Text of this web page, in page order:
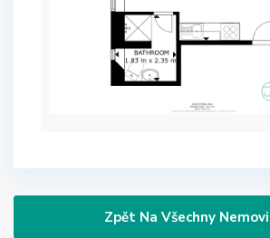
Zpět Na Všechny